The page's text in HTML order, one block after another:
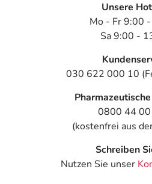
Unsere
Mo - Fr 9:00
Sa 9:00 -
030 622 000 10
0800 44
(kostenfrei aus
Schreiben
Nutzen Sie unser